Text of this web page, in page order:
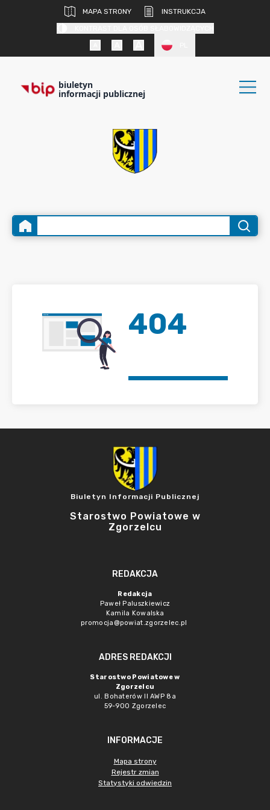
MAPA STRONY
INSTRUKCJA
biuletyn
informacji publicznej
404
Biuletyn Informacji Publicznej
Starostwo Powiatowe w
Zgorzelcu
REDAKCJA
Redakcja
Paweł Paluszkiewicz
Kamila Kowalska
promocja@powiat.zgorzelec.pl
ADRES REDAKCJI
Starostwo Powiatowe w
Zgorzelcu
ul. Bohaterów II AWP 8a
59-900 Zgorzelec
INFORMACJE
Mapa strony
Rejestr zmian
Statystyki odwiedzin